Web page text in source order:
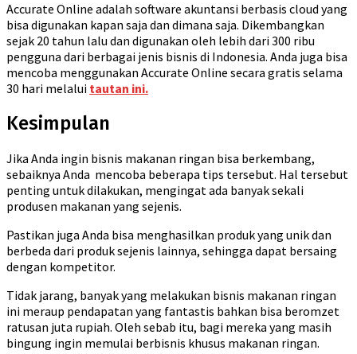
Accurate Online adalah software akuntansi berbasis cloud yang
bisa digunakan kapan saja dan dimana saja. Dikembangkan
sejak 20 tahun lalu dan digunakan oleh lebih dari 300 ribu
pengguna dari berbagai jenis bisnis di Indonesia. Anda juga bisa
mencoba menggunakan Accurate Online secara gratis selama
30 hari melalui tautan ini.
Kesimpulan
Jika Anda ingin bisnis makanan ringan bisa berkembang,
sebaiknya Anda mencoba beberapa tips tersebut. Hal tersebut
penting untuk dilakukan, mengingat ada banyak sekali
produsen makanan yang sejenis.
Pastikan juga Anda bisa menghasilkan produk yang unik dan
berbeda dari produk sejenis lainnya, sehingga dapat bersaing
dengan kompetitor.
Tidak jarang, banyak yang melakukan bisnis makanan ringan
ini meraup pendapatan yang fantastis bahkan bisa beromzet
ratusan juta rupiah. Oleh sebab itu, bagi mereka yang masih
bingung ingin memulai berbisnis khusus makanan ringan.